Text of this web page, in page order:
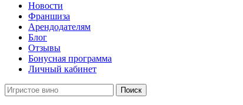
Новости
Франшиза
Арендодателям
Блог
Отзывы
Бонусная программа
Личный кабинет
Поиск